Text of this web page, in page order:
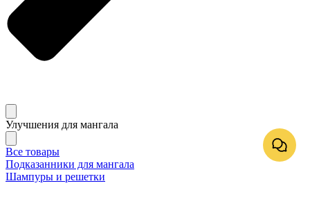
Улучшения для мангала
Все товары
Подказанники для мангала
Шампуры и решетки